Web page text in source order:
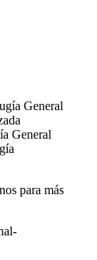
General
General
para más